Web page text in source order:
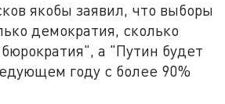
якобы заявил, что выборы
демократия, сколько
а "Путин будет
году с более 90%